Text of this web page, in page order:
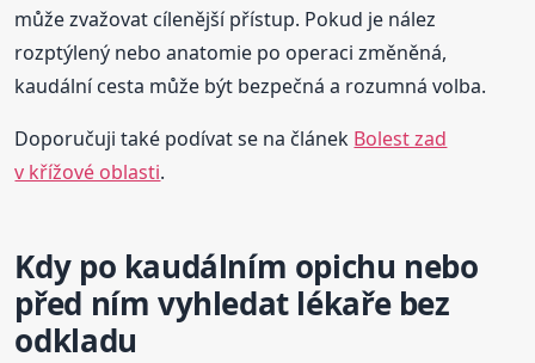
může zvažovat cílenější přístup. Pokud je nález
rozptýlený nebo anatomie po operaci změněná,
kaudální cesta může být bezpečná a rozumná volba.
Doporučuji také podívat se na článek Bolest zad
v křížové oblasti.
Kdy po kaudálním opichu nebo
před ním vyhledat lékaře bez
odkladu